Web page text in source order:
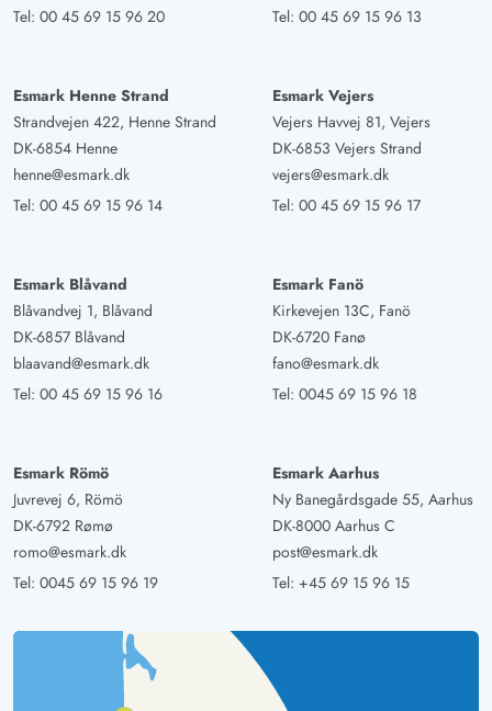
Tel: 00 45 69 15 96 20
Tel: 00 45 69 15 96 13
Esmark Henne Strand
Strandvejen 422, Henne Strand
DK-6854 Henne
henne@esmark.dk
Tel: 00 45 69 15 96 14
Esmark Vejers
Vejers Havvej 81, Vejers
DK-6853 Vejers Strand
vejers@esmark.dk
Tel: 00 45 69 15 96 17
Esmark Blåvand
Blåvandvej 1, Blåvand
DK-6857 Blåvand
blaavand@esmark.dk
Tel: 00 45 69 15 96 16
Esmark Fanö
Kirkevejen 13C, Fanö
DK-6720 Fanø
fano@esmark.dk
Tel: 0045 69 15 96 18
Esmark Römö
Juvrevej 6, Römö
DK-6792 Rømø
romo@esmark.dk
Tel: 0045 69 15 96 19
Esmark Aarhus
Ny Banegårdsgade 55, Aarhus
DK-8000 Aarhus C
post@esmark.dk
Tel: +45 69 15 96 15